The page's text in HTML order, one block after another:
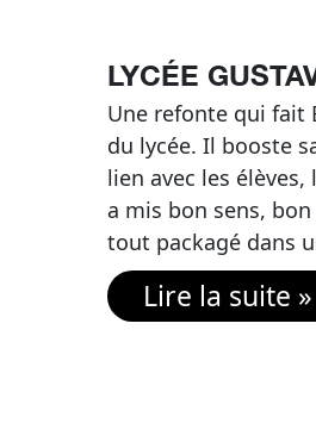
LYCÉE
Une refonte qui fait
du lycée. Il booste
lien avec les
a mis bon sens,
tout packagé dans
Lire la suite »